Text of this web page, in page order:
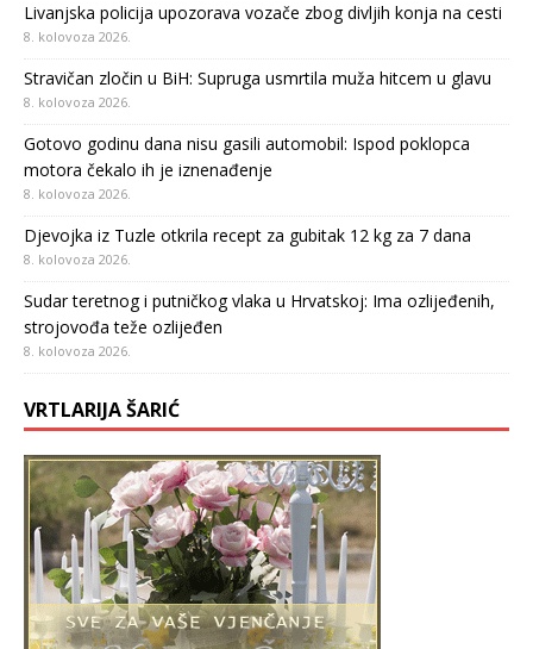
Livanjska policija upozorava vozače zbog divljih konja na cesti
8. kolovoza 2026.
Stravičan zločin u BiH: Supruga usmrtila muža hitcem u glavu
8. kolovoza 2026.
Gotovo godinu dana nisu gasili automobil: Ispod poklopca
motora čekalo ih je iznenađenje
8. kolovoza 2026.
Djevojka iz Tuzle otkrila recept za gubitak 12 kg za 7 dana
8. kolovoza 2026.
Sudar teretnog i putničkog vlaka u Hrvatskoj: Ima ozlijeđenih,
strojovođa teže ozlijeđen
8. kolovoza 2026.
VRTLARIJA ŠARIĆ